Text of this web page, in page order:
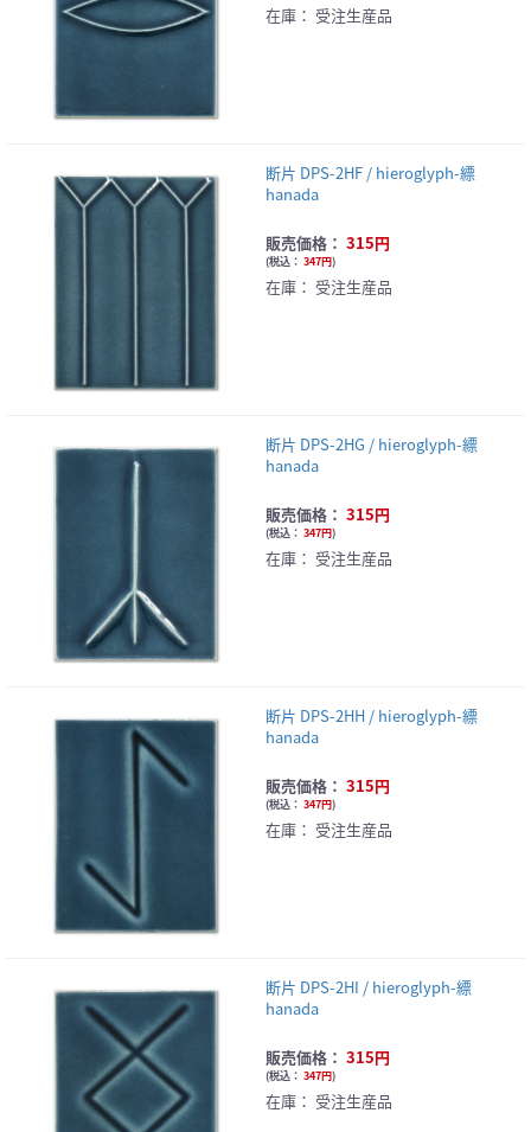
在庫： 受注生産品
断片 DPS-2HF / hieroglyph-縹
hanada
販売価格： 315円
(税込： 347円)
在庫： 受注生産品
断片 DPS-2HG / hieroglyph-縹
hanada
販売価格： 315円
(税込： 347円)
在庫： 受注生産品
断片 DPS-2HH / hieroglyph-縹
hanada
販売価格： 315円
(税込： 347円)
在庫： 受注生産品
断片 DPS-2HI / hieroglyph-縹
hanada
販売価格： 315円
(税込： 347円)
在庫： 受注生産品